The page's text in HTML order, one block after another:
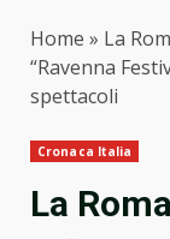
Home » La
“Ravenna
spettacoli
Cronaca Italia
La